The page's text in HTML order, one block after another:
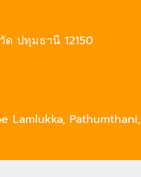
ปทุมธานี 12150
Lamlukka, Pathumthani,